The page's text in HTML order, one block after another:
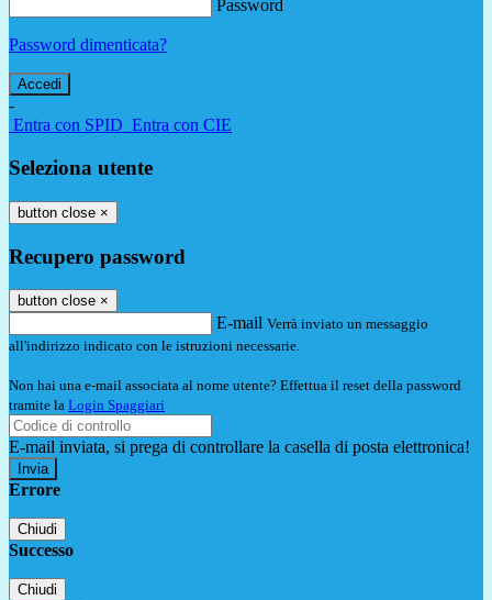
Password
Password dimenticata?
-
Entra con SPID Entra con CIE
Seleziona utente
button close ×
Recupero password
button close ×
E-mail Verrà inviato un messaggio
all'indirizzo indicato con le istruzioni necessarie.
Non hai una e-mail associata al nome utente? Effettua il reset della password
tramite la Login Spaggiari
E-mail inviata, si prega di controllare la casella di posta elettronica!
Errore
Chiudi
Successo
Chiudi